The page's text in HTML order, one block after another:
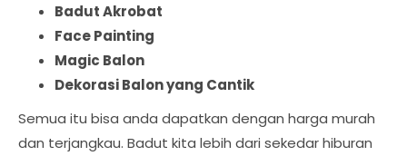
Badut Akrobat
Face Painting
Magic Balon
Dekorasi Balon yang Cantik
Semua itu bisa anda dapatkan dengan harga murah
dan terjangkau. Badut kita lebih dari sekedar hiburan